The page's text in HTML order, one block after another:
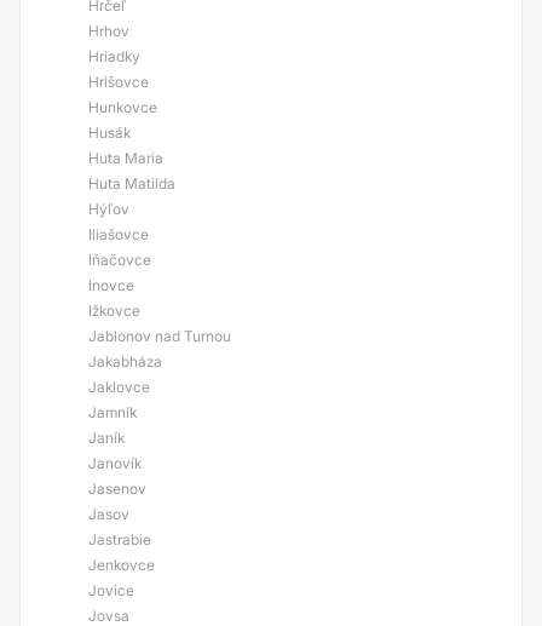
Hrčeľ
Hrhov
Hriadky
Hrišovce
Hunkovce
Husák
Huta Maria
Huta Matilda
Hýľov
Iliašovce
Iňačovce
Inovce
Ižkovce
Jablonov nad Turnou
Jakabháza
Jaklovce
Jamník
Janík
Janovík
Jasenov
Jasov
Jastrabie
Jenkovce
Jovice
Jovsa